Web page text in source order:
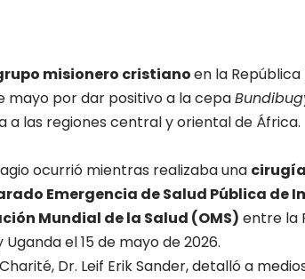
misionero cristianoen la
mayo por dar positivo a la cepa
a las regiones central y oriental de África.
ocurrió mientras realizaba una
Emergencia de Salud Pública de
Mundial de la Salud (OMS) entre la
el 15 de mayo de 2026.
Dr. Leif Erik Sander, detalló a